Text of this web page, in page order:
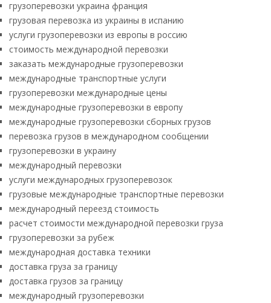
грузоперевозки украина франция
грузовая перевозка из украины в испанию
услуги грузоперевозки из европы в россию
стоимость международной перевозки
заказать международные грузоперевозки
международные транспортные услуги
грузоперевозки международные цены
международные грузоперевозки в европу
международные грузоперевозки сборных грузов
перевозка грузов в международном сообщении
грузоперевозки в украину
международный перевозки
услуги международных грузоперевозок
грузовые международные транспортные перевозки
международный переезд стоимость
расчет стоимости международной перевозки груза
грузоперевозки за рубеж
международная доставка техники
доставка груза за границу
доставка грузов за границу
международный грузоперевозки